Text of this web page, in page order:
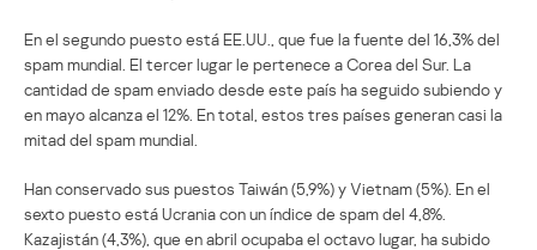
En el segundo puesto está EE.UU., que fue la fuente del 16,3% del
spam mundial. El tercer lugar le pertenece a Corea del Sur. La
cantidad de spam enviado desde este país ha seguido subiendo y
en mayo alcanza el 12%. En total, estos tres países generan casi la
mitad del spam mundial.
Han conservado sus puestos Taiwán (5,9%) y Vietnam (5%). En el
sexto puesto está Ucrania con un índice de spam del 4,8%.
Kazajistán (4,3%), que en abril ocupaba el octavo lugar, ha subido